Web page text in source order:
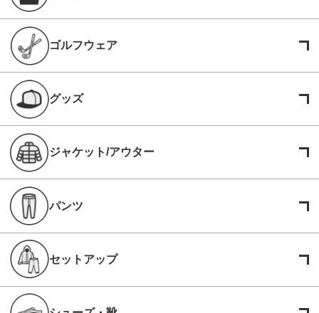
ゴルフウェア
グッズ
ジャケット/アウター
パンツ
セットアップ